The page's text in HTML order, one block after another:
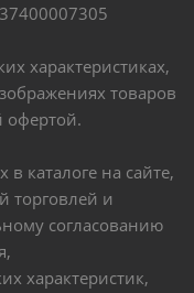
характеристиках,
товаров
офертой.
каталоге на сайте,
торговлей и
согласованию
характеристик,